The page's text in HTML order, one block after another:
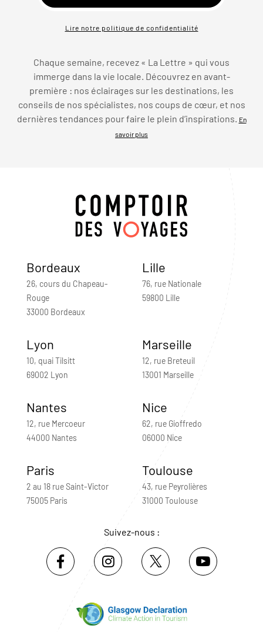
Lire notre politique de confidentialité
Chaque semaine, recevez « La Lettre » qui vous
immerge dans la vie locale. Découvrez en avant-
première : nos éclairages sur les destinations, les
conseils de nos spécialistes, nos coups de cœur, et nos
dernières tendances pour faire le plein d’inspirations.
En
savoir plus
Bordeaux
26, cours du Chapeau-
Rouge
33000 Bordeaux
Lille
76, rue Nationale
59800 Lille
Lyon
10, quai Tilsitt
69002 Lyon
Marseille
12, rue Breteuil
13001 Marseille
Nantes
12, rue Mercoeur
44000 Nantes
Nice
62, rue Gioffredo
06000 Nice
Paris
2 au 18 rue Saint-Victor
75005 Paris
Toulouse
43, rue Peyrolières
31000 Toulouse
Suivez-nous :